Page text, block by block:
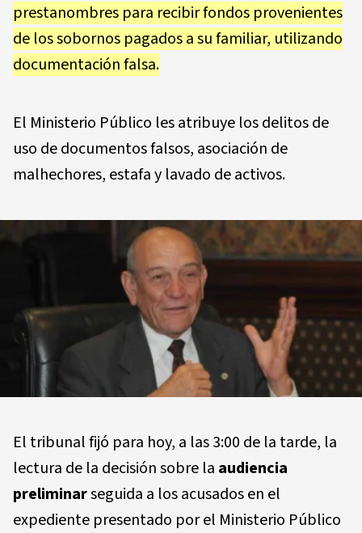
prestanombres para recibir fondos provenientes
de los sobornos pagados a su familiar, utilizando
documentación falsa.
El Ministerio Público les atribuye los delitos de
uso de documentos falsos, asociación de
malhechores, estafa y lavado de activos.
El tribunal fijó para hoy, a las 3:00 de la tarde, la
lectura de la decisión sobre la audiencia
preliminarseguida a los acusados en el
expediente presentado por el Ministerio Público